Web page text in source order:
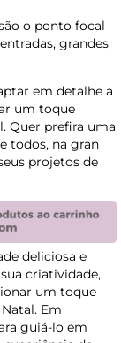
o ponto focal
grandes
em detalhe a
um toque
Quer prefira uma
todos, na gran
projetos de
deliciosa e
criatividade,
um toque
Em
guiá-lo em